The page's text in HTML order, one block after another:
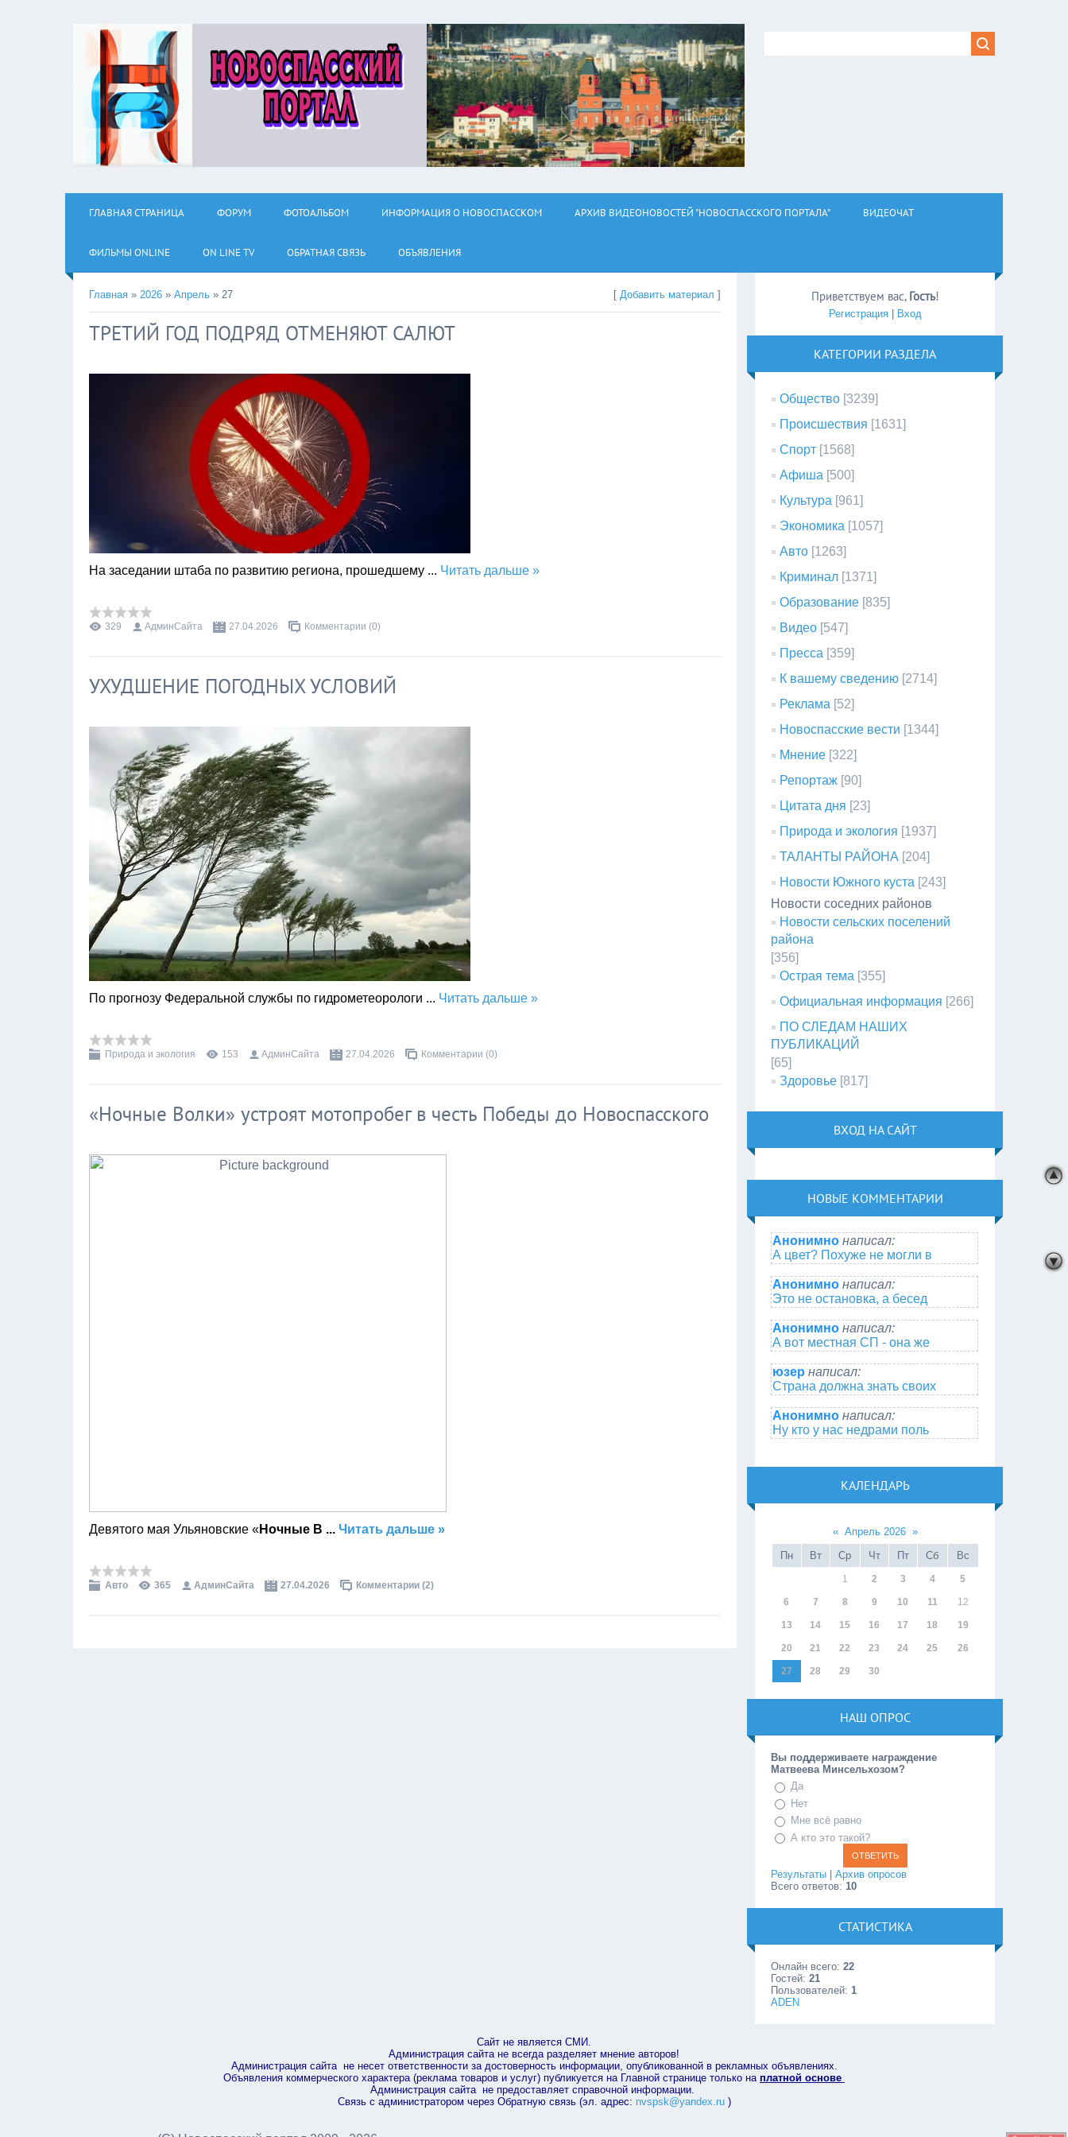
ГЛАВНАЯ СТРАНИЦА ФОРУМ ФОТОАЛЬБОМ ИНФОРМАЦИЯ О НОВОСПАССКОМ АРХИВ ВИДЕОНОВОСТЕЙ "НОВОСПАССКОГО ПОРТАЛА" ВИДЕОЧАТ
ФИЛЬМЫ ОNLINE ON LINE TV ОБРАТНАЯ СВЯЗЬ ОБЪЯВЛЕНИЯ
Главная » 2026 » Апрель » 27 [Добавить материал ]
ТРЕТИЙ ГОД ПОДРЯД ОТМЕНЯЮТ САЛЮТ
На заседании штаба по развитию региона, прошедшему ... Читать дальше »
329 АдминСайта 27.04.2026 Комментарии (0)
УХУДШЕНИЕ ПОГОДНЫХ УСЛОВИЙ
По прогнозу Федеральной службы по гидрометеорологи ... Читать дальше »
Природа и экология 153 АдминСайта 27.04.2026 Комментарии (0)
«Ночные Волки» устроят мотопробег в честь Победы до Новоспасского
Девятого мая Ульяновские «Ночные В ... Читать дальше »
Авто 365 АдминСайта 27.04.2026 Комментарии (2)
Приветствуем вас, Гость!
Регистрация| Вход
КАТЕГОРИИ РАЗДЕЛА
Общество [3239]
Происшествия [1631]
Спорт [1568]
Афиша [500]
Культура [961]
Экономика [1057]
Авто [1263]
Криминал [1371]
Образование [835]
Видео [547]
Пресса [359]
К вашему сведению [2714]
Реклама [52]
Новоспасские вести [1344]
Мнение [322]
Репортаж [90]
Цитата дня [23]
Природа и экология [1937]
ТАЛАНТЫ РАЙОНА [204]
Новости Южного куста [243]
Новости соседних районов
Новости сельских поселений
района
[356]
Острая тема [355]
Официальная информация [266]
ПО СЛЕДАМ НАШИХ
ПУБЛИКАЦИЙ
[65]
Здоровье [817]
ВХОД НА САЙТ
НОВЫЕ КОММЕНТАРИИ
Анонимно написал:
А цвет? Похуже не могли в
Анонимно написал:
Это не остановка, а бесед
Анонимно написал:
А вот местная СП - она же
юзер написал:
Страна должна знать своих
Анонимно написал:
Ну кто у нас недрами поль
КАЛЕНДАРЬ
« Апрель 2026 »
Пн
Вт Ср Чт Пт Сб Вс
1 2 3 4 5
6 7 8 9 10 11 12
13 14 15 16 17 18 19
20 21 22 23 24 25 26
27 28 29 30
НАШ ОПРОС
Вы поддерживаете награждение
Матвеева Минсельхозом?
Да
Нет
Мне всё равно
А кто это такой?
Результаты |Архив опросов
Всего ответов:10
СТАТИСТИКА
Онлайн всего:22
Гостей:21
Пользователей:1
ADEN
Сайт не является СМИ.
Администрация сайта не всегда разделяет мнение авторов!
Администрация сайта не несет ответственности за достоверность информации, опубликованной в рекламных объявлениях.
Объявления коммерческого характера (реклама товаров и услуг) публикуется на Главной странице только на платной основе
Администрация сайта не предоставляет справочной информации.
Связь с администратором через Обратную связь (эл. адрес: nvspsk@yandex.ru)